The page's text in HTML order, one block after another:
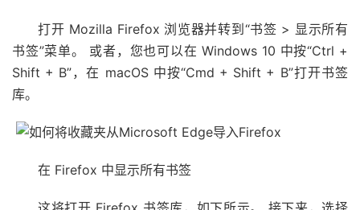
打开 Mozilla Firefox 浏览器并转到“书签 > 显示所有
书签”菜单。 或者，您也可以在 Windows 10 中按“Ctrl +
Shift + B”，在 macOS 中按“Cmd + Shift + B”打开书签
库。
在 Firefox 中显示所有书签